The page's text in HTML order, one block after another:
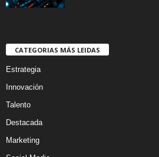
CATEGORIAS MÁS LEIDAS
Estrategia
Innovación
Talento
Destacada
Marketing